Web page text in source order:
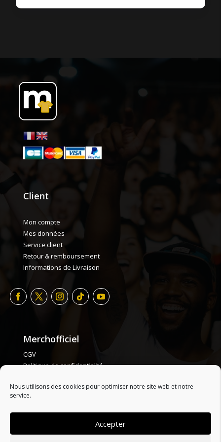
Nous utilisons des cookies pour optimiser notre site web et notre
service.
Accepter
Client
Mon compte
Mes données
Service client
Retour & remboursement
Informations de Livraison
Merchofficiel
CGV
Politique de confidentialité
Plan de site
ONLY HYPE ARTISTS| LES ARTISTES :A B C D E F G H I J